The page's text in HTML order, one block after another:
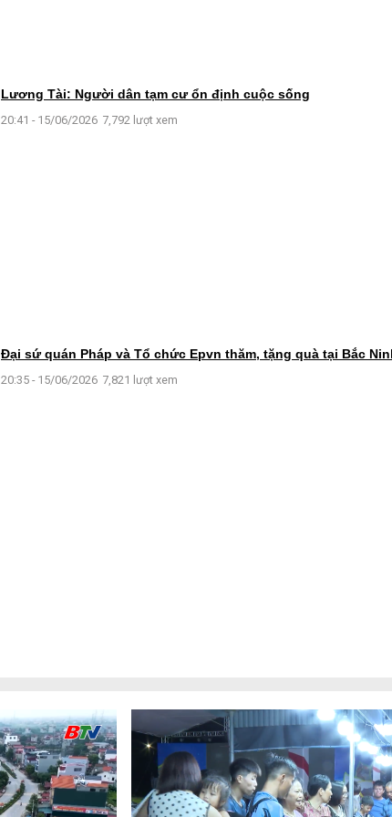
Lương Tài: Người dân tạm cư ổn định cuộc sống
20:41 - 15/06/2026 7,792 lượt xem
Đại sứ quán Pháp và Tổ chức Epvn thăm, tặng quà tại Bắc
20:35 - 15/06/2026 7,821 lượt xem